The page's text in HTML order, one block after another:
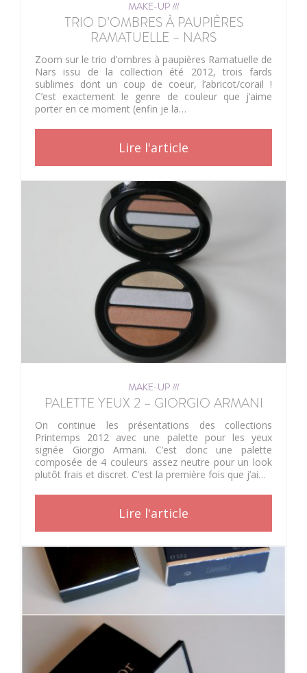
MAKE-UP ///
TRIO D’OMBRES À PAUPIÈRES
RAMATUELLE – NARS
Zoom sur le trio d’ombres à paupières Ramatuelle de
Nars issu de la collection été 2012, trois fards
sublimes dont un coup de coeur, l’abricot/corail !
C’est exactement le genre de couleur que j’aime
porter en ce moment (enfin je la…
Lire l'article
MAKE-UP ///
PALETTE YEUX 2 – GIORGIO ARMANI
On continue les présentations des collections
Printemps 2012 avec une palette pour les yeux
signée Giorgio Armani. C’est donc une palette
composée de 4 couleurs assez neutre pour un look
plutôt frais et discret. C’est la première fois que j’ai…
Lire l'article